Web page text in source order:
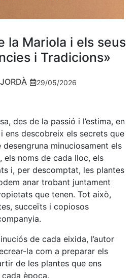
la Mariola i els seus
i Tradicions»
29/05/2026
des de la passió i l’estima, en
ens descobreix els secrets que
desengruna minuciosament els
els noms de cada lloc, els
i, per descomptat, les plantes
anar trobant juntament
que tenen. Tot això,
succeïts i copiosos
de cada eixida, l’autor
la com a preparar els
de les plantes que ens
època.